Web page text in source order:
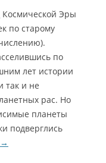
Космической Эры
по старому
по
лет истории
так и не
рас. Но
планеты
подверглись
→